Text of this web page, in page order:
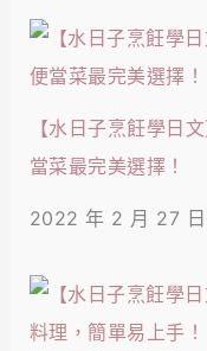
【水日子烹飪學日
當菜最完美選擇！
2022 年 2 月 27 日